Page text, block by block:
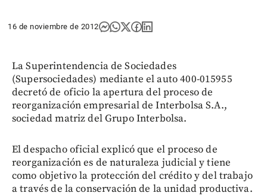
16 de noviembre de 2012
La Superintendencia de Sociedades
(Supersociedades) mediante el auto 400-015955
decretó de oficio la apertura del proceso de
reorganización empresarial de Interbolsa S.A.,
sociedad matriz del Grupo Interbolsa.
El despacho oficial explicó que el proceso de
reorganización es de naturaleza judicial y tiene
como objetivo la protección del crédito y del trabajo
a través de la conservación de la unidad productiva.